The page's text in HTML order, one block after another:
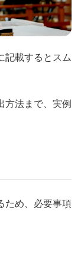
記載するとスム
方法まで、実例
ため、必要事項